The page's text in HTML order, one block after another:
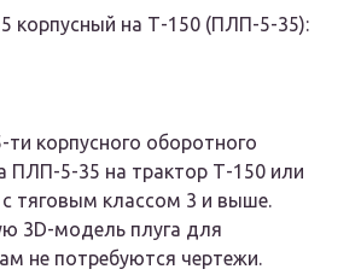
корпусный на Т-150 (ПЛП-5-35):
корпусного оборотного
ПЛП-5-35 на трактор Т-150 или
с тяговым классом 3 и выше.
3D-модель плуга для
не потребуются чертежи.